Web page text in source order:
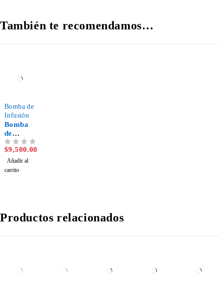
También te recomendamos…
Bomba de
Infusión
Bomba
de
infusión
SH-61
vet
$9,500.00
Añadir al
carrito
Productos relacionados